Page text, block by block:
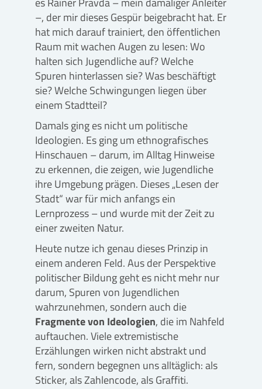
–, der mir dieses Gespür beigebracht hat. Er
hat mich darauf trainiert, den öffentlichen
Raum mit wachen Augen zu lesen: Wo
halten sich Jugendliche auf? Welche
Spuren hinterlassen sie? Was beschäftigt
sie? Welche Schwingungen liegen über
einem Stadtteil?
Damals ging es nicht um politische
Ideologien. Es ging um ethnografisches
Hinschauen – darum, im Alltag Hinweise
zu erkennen, die zeigen, wie Jugendliche
ihre Umgebung prägen. Dieses „Lesen der
Stadt“ war für mich anfangs ein
Lernprozess – und wurde mit der Zeit zu
einer zweiten Natur.
Heute nutze ich genau dieses Prinzip in
einem anderen Feld. Aus der Perspektive
politischer Bildung geht es nicht mehr nur
darum, Spuren von Jugendlichen
wahrzunehmen, sondern auch die
Fragmente von Ideologien, die im Nahfeld
auftauchen. Viele extremistische
Erzählungen wirken nicht abstrakt und
fern, sondern begegnen uns alltäglich: als
Sticker, als Zahlencode, als Graffiti.